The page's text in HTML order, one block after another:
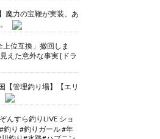
魔力の宝鞭が実装。あ
上位互換」撤回しま
えた意外な事実 [ドラ
【管理釣り場】【エリ
んすら釣りLIVE ショ
釣り #釣りガール #年